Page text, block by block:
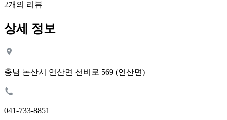
2개의 리뷰
상세 정보
충남 논산시 연산면 선비로 569 (연산면)
041-733-8851